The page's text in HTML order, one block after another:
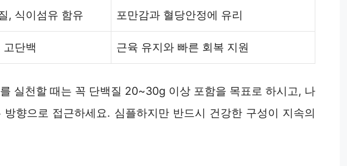
, 식이섬유 함유 포만감과 혈당안정에 유리
고단백 근육 유지와 빠른 회복 지원
실천할 때는 꼭 단백질 20~30g 이상 포함을 목표로 하시고, 나
방향으로 접근하세요. 심플하지만 반드시 건강한 구성이 지속의